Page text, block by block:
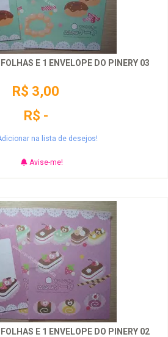
E 1 ENVELOPE DO PINERY 03
R$ 3,00
R$ -
na lista de desejos!
Avise-me!
E 1 ENVELOPE DO PINERY 02